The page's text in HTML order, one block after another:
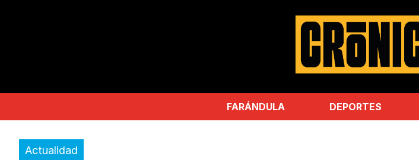
FARÁNDULA DEPORTES
Actualidad